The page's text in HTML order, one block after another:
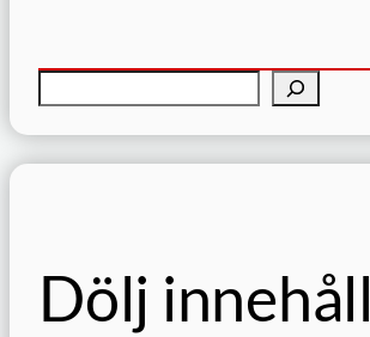
Dölj innehåll